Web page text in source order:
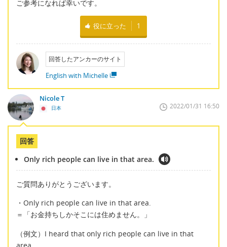
ご参考になれば幸いです。
役に立った 1
回答したアンカーのサイト
English with Michelle
Nicole T
日本 2022/01/31 16:50
回答
Only rich people can live in that area.
ご質問ありがとうございます。
・Only rich people can live in that area.
＝「お金持ちしかそこには住めません。」
（例文）I heard that only rich people can live in that
area.